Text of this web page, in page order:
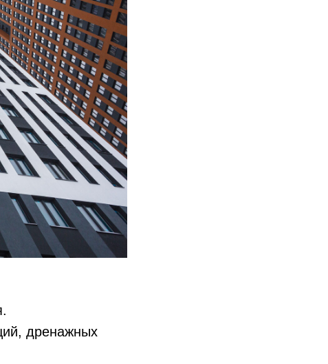
дренажных